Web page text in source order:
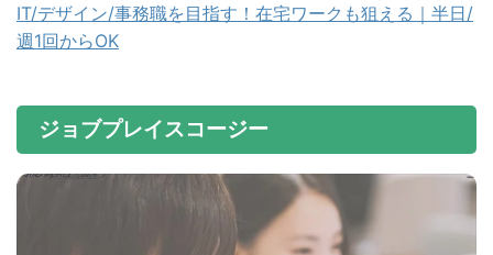
IT/デザイン/事務職を目指す！在宅ワークも狙える｜半日/
週1回からOK
ジョブプレイスコージー